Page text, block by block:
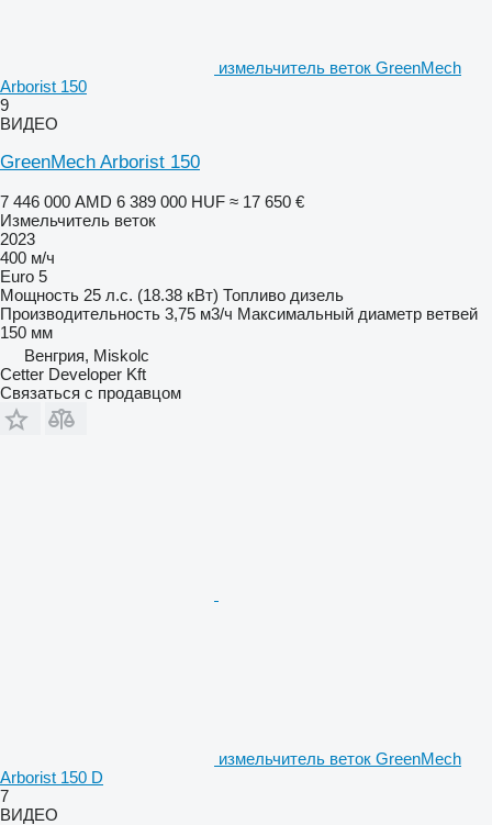
измельчитель веток GreenMech
Arborist 150
9
ВИДЕО
GreenMech Arborist 150
7 446 000 AMD 6 389 000 HUF ≈ 17 650 €
Измельчитель веток
2023
400 м/ч
Euro 5
Мощность 25 л.с. (18.38 кВт) Топливо дизель
Производительность 3,75 м3/ч Максимальный диаметр ветвей
150 мм
Венгрия, Miskolc
Cetter Developer Kft
Связаться с продавцом
измельчитель веток GreenMech
Arborist 150 D
7
ВИДЕО